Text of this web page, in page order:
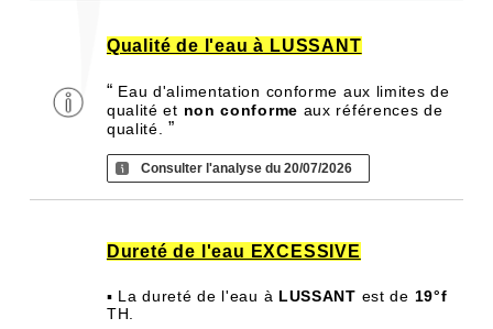
Qualité de l'eau à LUSSANT
“ Eau d'alimentation conforme aux limites de
qualité et non conforme aux références de
qualité.”
Consulter l'analyse du 20/07/2026
Dureté de l'eau EXCESSIVE
▪ La dureté de l'eau à LUSSANT est de 19°f
TH.